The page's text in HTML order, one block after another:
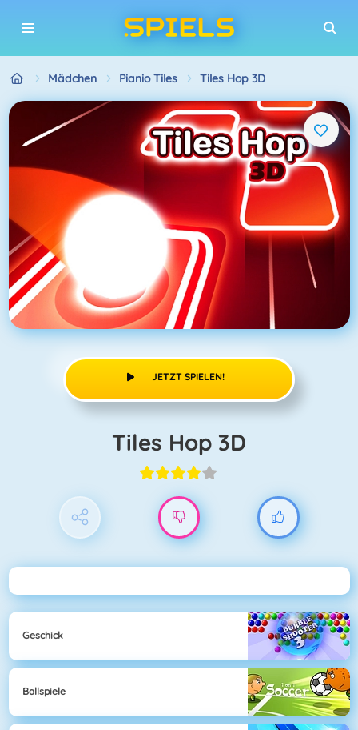
Mädchen Pianio Tiles Tiles Hop 3D
JETZT SPIELEN!
Tiles Hop 3D
Geschick
Ballspiele